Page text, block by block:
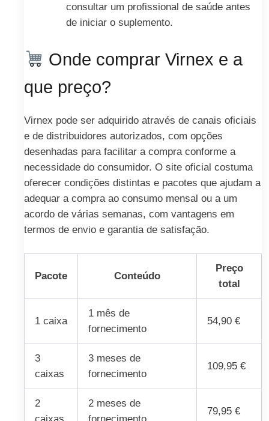
consultar um profissional de saúde antes
de iniciar o suplemento.
Onde comprar Virnex e a
que preço?
Virnex pode ser adquirido através de canais oficiais
e de distribuidores autorizados, com opções
desenhadas para facilitar a compra conforme a
necessidade do consumidor. O site oficial costuma
oferecer condições distintas e pacotes que ajudam a
adequar a compra ao consumo mensal ou a um
acordo de várias semanas, com vantagens em
termos de envio e garantia de satisfação.
Pacote Conteúdo
Preço
total
1 caixa
1 mês de
fornecimento
54,90 €
3
caixas
3 meses de
fornecimento
109,95 €
2
2 meses de
79,95 €